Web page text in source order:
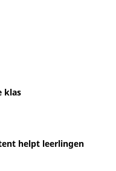
klas
helpt leerlingen